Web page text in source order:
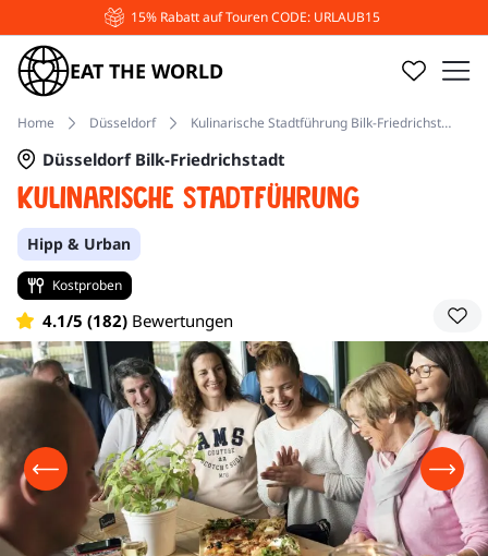
15% Rabatt auf Touren CODE: URLAUB15
EAT THE WORLD
Home Düsseldorf Kulinarische Stadtführung Bilk-Friedrichstadt
Kulinarische Stadtführung
Düsseldorf Bilk-Friedrichstadt
Hipp & Urban
Kostproben
4.1/5 (182) Bewertungen